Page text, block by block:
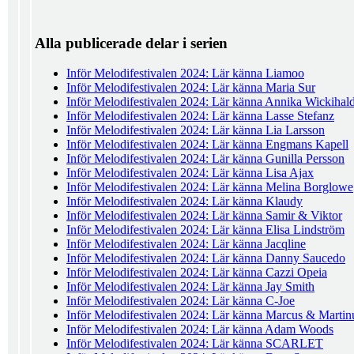
Alla publicerade delar i serien
Inför Melodifestivalen 2024: Lär känna Liamoo
Inför Melodifestivalen 2024: Lär känna Maria Sur
Inför Melodifestivalen 2024: Lär känna Annika
Inför Melodifestivalen 2024: Lär känna Lasse Stefanz
Inför Melodifestivalen 2024: Lär känna Lia Larsson
Inför Melodifestivalen 2024: Lär känna Engmans Kapell
Inför Melodifestivalen 2024: Lär känna Gunilla Persson
Inför Melodifestivalen 2024: Lär känna Lisa Ajax
Inför Melodifestivalen 2024: Lär känna Melina Borglowe
Inför Melodifestivalen 2024: Lär känna Klaudy
Inför Melodifestivalen 2024: Lär känna Samir & Viktor
Inför Melodifestivalen 2024: Lär känna Elisa Lindström
Inför Melodifestivalen 2024: Lär känna Jacqline
Inför Melodifestivalen 2024: Lär känna Danny Saucedo
Inför Melodifestivalen 2024: Lär känna Cazzi Opeia
Inför Melodifestivalen 2024: Lär känna Jay Smith
Inför Melodifestivalen 2024: Lär känna C-Joe
Inför Melodifestivalen 2024: Lär känna Marcus &
Inför Melodifestivalen 2024: Lär känna Adam Woods
Inför Melodifestivalen 2024: Lär känna SCARLET